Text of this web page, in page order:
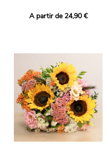
A partir de 24,90 €